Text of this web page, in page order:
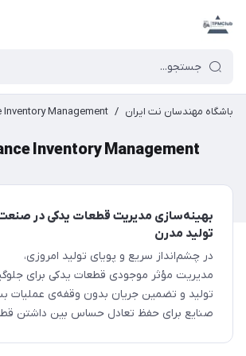
باشگاه مهندسان نت ایران /
Inventory Management
Inventory Management
بهینه‌سازی مدیریت قطعات یدکی در
تولید مدرن
در چشم‌انداز سریع و پویای تولید امروزی،
مدیریت مؤثر موجودی قطعات یدکی برای
تولید و تضمین جریان بدون وقفه‌ی عملیات
صنایع برای حفظ تعادل حساس بین داشتن